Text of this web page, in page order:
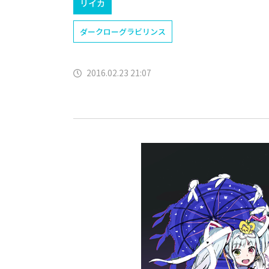
リイカ
ダークローグラビリンス
2016.02.23 21:07